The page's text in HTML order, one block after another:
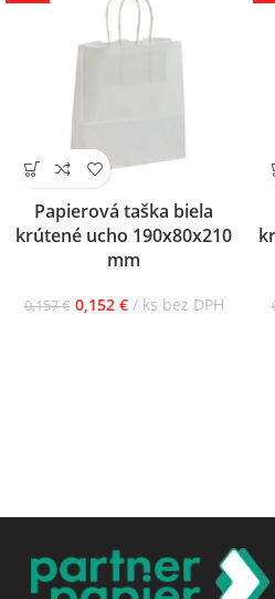
Papierová taška biela
krútené ucho 190x80x210
mm
0,157€ 0,152 € ks bez DPH